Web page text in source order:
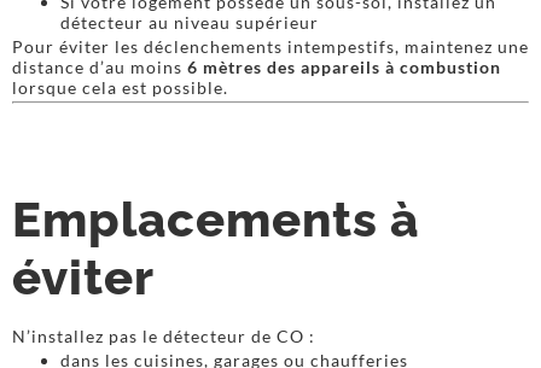
détecteur au niveau supérieur
Pour éviter les déclenchements intempestifs, maintenez une
distance d’au moins 6 mètres des appareils à combustion
lorsque cela est possible.
Emplacements à
éviter
N’installez pas le détecteur de CO :
dans les cuisines, garages ou chaufferies